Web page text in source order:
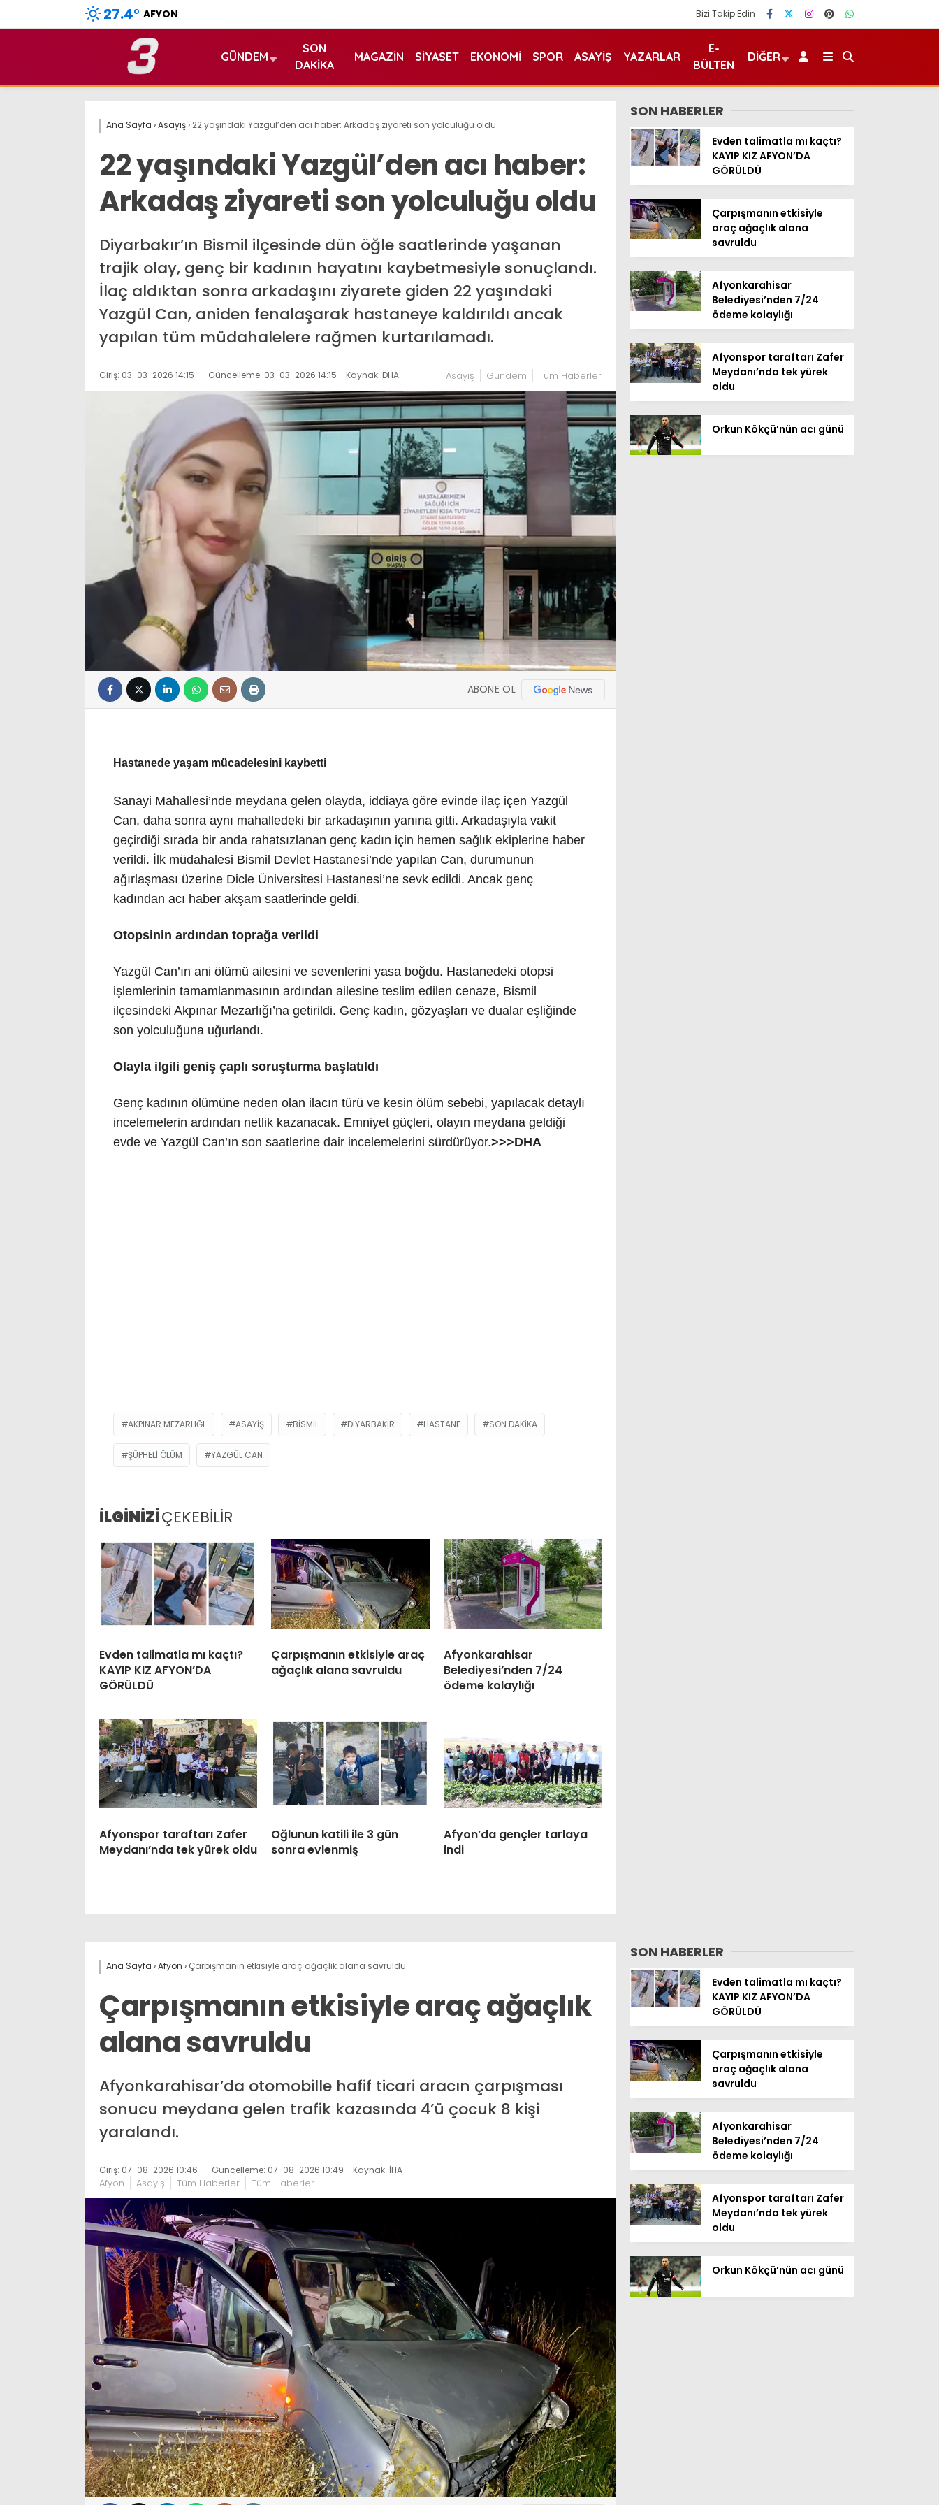
27.4° AFYON Bizi Takip Edin
GÜNDEM
SON
DAKIKA
MAGAZIN SIYASET EKONOMI SPOR ASAYIŞ YAZARLAR
E-
BÜLTEN
DIĞER
Ana Sayfa ›Asayiş› 22 yaşındaki Yazgül’den acı haber: Arkadaş ziyareti son yolculuğu oldu
22 yaşındaki Yazgül’den acı haber:
Arkadaş ziyareti son yolculuğu oldu
Diyarbakır’ın Bismil ilçesinde dün öğle saatlerinde yaşanan
trajik olay, genç bir kadının hayatını kaybetmesiyle sonuçlandı.
İlaç aldıktan sonra arkadaşını ziyarete giden 22 yaşındaki
Yazgül Can, aniden fenalaşarak hastaneye kaldırıldı ancak
yapılan tüm müdahalelere rağmen kurtarılamadı.
Giriş: 03-03-2026 14:15 Güncelleme: 03-03-2026 14:15 Kaynak: DHA Asayiş Gündem Tüm Haberler
ABONE OL
Hastanede yaşam mücadelesini kaybetti
Sanayi Mahallesi’nde meydana gelen olayda, iddiaya göre evinde ilaç içen Yazgül
Can, daha sonra aynı mahalledeki bir arkadaşının yanına gitti. Arkadaşıyla vakit
geçirdiği sırada bir anda rahatsızlanan genç kadın için hemen sağlık ekiplerine haber
verildi. İlk müdahalesi Bismil Devlet Hastanesi’nde yapılan Can, durumunun
ağırlaşması üzerine Dicle Üniversitesi Hastanesi’ne sevk edildi. Ancak genç
kadından acı haber akşam saatlerinde geldi.
Otopsinin ardından toprağa verildi
Yazgül Can’ın ani ölümü ailesini ve sevenlerini yasa boğdu. Hastanedeki otopsi
işlemlerinin tamamlanmasının ardından ailesine teslim edilen cenaze, Bismil
ilçesindeki Akpınar Mezarlığı’na getirildi. Genç kadın, gözyaşları ve dualar eşliğinde
son yolculuğuna uğurlandı.
Olayla ilgili geniş çaplı soruşturma başlatıldı
Genç kadının ölümüne neden olan ilacın türü ve kesin ölüm sebebi, yapılacak detaylı
incelemelerin ardından netlik kazanacak. Emniyet güçleri, olayın meydana geldiği
evde ve Yazgül Can’ın son saatlerine dair incelemelerini sürdürüyor.>>>DHA
AKPINAR MEZARLIĞI. ASAYIŞ BISMIL DIYARBAKIR HASTANE SON DAKIKA
ŞÜPHELI ÖLÜM YAZGÜL CAN
İLGİNİZİÇEKEBİLİR
Evden talimatla mı kaçtı?
KAYIP KIZ AFYON’DA
GÖRÜLDÜ
Çarpışmanın etkisiyle araç
ağaçlık alana savruldu
Afyonkarahisar
Belediyesi’nden 7/24
ödeme kolaylığı
Afyonspor taraftarı Zafer
Meydanı’nda tek yürek oldu
Oğlunun katili ile 3 gün
sonra evlenmiş
Afyon’da gençler tarlaya
indi
SON HABERLER
Evden talimatla mı kaçtı?
KAYIP KIZ AFYON’DA
GÖRÜLDÜ
Çarpışmanın etkisiyle
araç ağaçlık alana
savruldu
Afyonkarahisar
Belediyesi’nden 7/24
ödeme kolaylığı
Afyonspor taraftarı Zafer
Meydanı’nda tek yürek
oldu
Orkun Kökçü’nün acı günü
Ana Sayfa ›Afyon › Çarpışmanın etkisiyle araç ağaçlık alana savruldu
Çarpışmanın etkisiyle araç ağaçlık
alana savruldu
Afyonkarahisar’da otomobille hafif ticari aracın çarpışması
sonucu meydana gelen trafik kazasında 4’ü çocuk 8 kişi
yaralandı.
Giriş: 07-08-2026 10:46 Güncelleme: 07-08-2026 10:49 Kaynak: İHA
Afyon Asayiş Tüm Haberler Tüm Haberler
SON HABERLER
Evden talimatla mı kaçtı?
KAYIP KIZ AFYON’DA
GÖRÜLDÜ
Çarpışmanın etkisiyle
araç ağaçlık alana
savruldu
Afyonkarahisar
Belediyesi’nden 7/24
ödeme kolaylığı
Afyonspor taraftarı Zafer
Meydanı’nda tek yürek
oldu
Orkun Kökçü’nün acı günü